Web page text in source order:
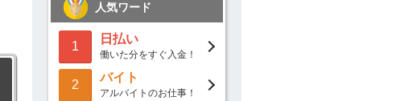
人気ワード
1
日払い
働いた分をすぐ入金！
2
バイト
アルバイトのお仕事！